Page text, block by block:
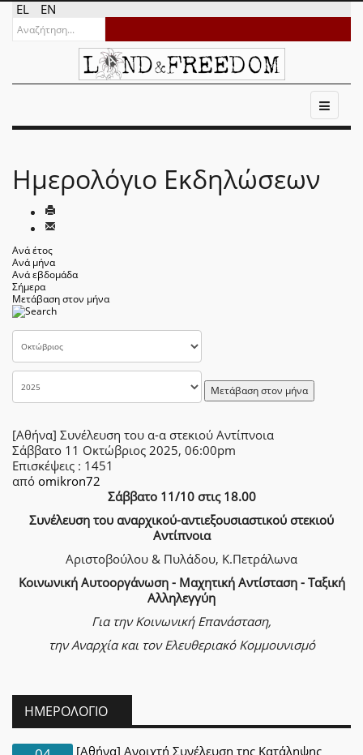
EL EN
Ημερολόγιο Εκδηλώσεων
Ανά έτος
Ανά μήνα
Ανά εβδομάδα
Σήμερα
Μετάβαση στον μήνα
Μετάβαση στον μήνα
[Αθήνα] Συνέλευση του α-α στεκιού Αντίπνοια
Σάββατο 11 Οκτώβριος 2025, 06:00pm
Επισκέψεις : 1451
από omikron72
Σάββατο 11/10 στις 18.00
Συνέλευση του αναρχικού-αντιεξουσιαστικού στεκιού
Αντίπνοια
Αριστοβούλου & Πυλάδου, Κ.Πετράλωνα
Κοινωνική Αυτοοργάνωση - Μαχητική Αντίσταση - Ταξική
Αλληλεγγύη
Για την Κοινωνική Επανάσταση,
την Αναρχία και τον Ελευθεριακό Κομμουνισμό
ΗΜΕΡΟΛΌΓΙΟ
[Αθήνα] Ανοιχτή Συνέλευση της Κατάληψης